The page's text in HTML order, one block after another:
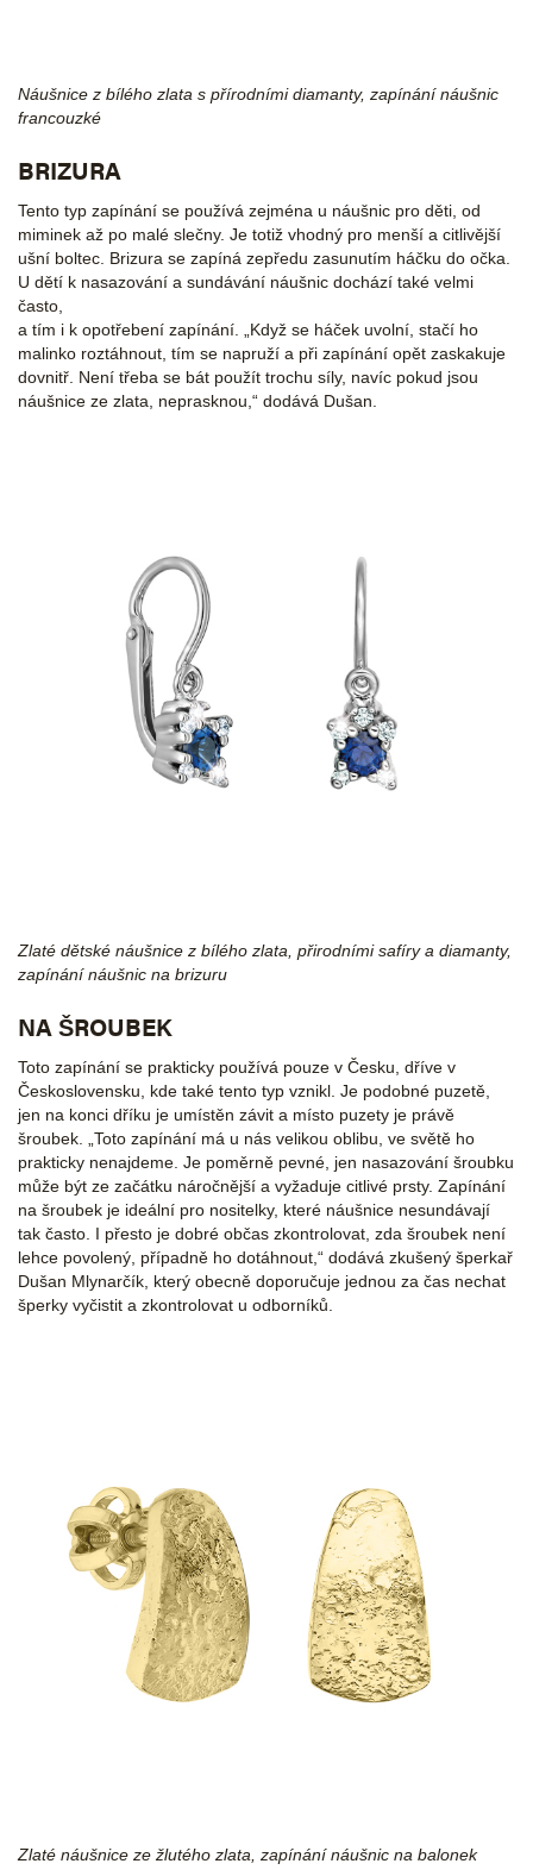
Náušnice z bílého zlata s přírodními diamanty, zapínání náušnic
francouzké
BRIZURA
Tento typ zapínání se používá zejména u náušnic pro děti, od
miminek až po malé slečny. Je totiž vhodný pro menší a citlivější
ušní boltec. Brizura se zapíná zepředu zasunutím háčku do očka.
U dětí k nasazování a sundávání náušnic dochází také velmi
často,
a tím i k opotřebení zapínání. „Když se háček uvolní, stačí ho
malinko roztáhnout, tím se napruží a při zapínání opět zaskakuje
dovnitř. Není třeba se bát použít trochu síly, navíc pokud jsou
náušnice ze zlata, neprasknou,“ dodává Dušan.
Zlaté dětské náušnice z bílého zlata, přirodními safíry a diamanty,
zapínání náušnic na brizuru
NA ŠROUBEK
Toto zapínání se prakticky používá pouze v Česku, dříve v
Československu, kde také tento typ vznikl. Je podobné puzetě,
jen na konci dříku je umístěn závit a místo puzety je právě
šroubek. „Toto zapínání má u nás velikou oblibu, ve světě ho
prakticky nenajdeme. Je poměrně pevné, jen nasazování šroubku
může být ze začátku náročnější a vyžaduje citlivé prsty. Zapínání
na šroubek je ideální pro nositelky, které náušnice nesundávají
tak často. I přesto je dobré občas zkontrolovat, zda šroubek není
lehce povolený, případně ho dotáhnout,“ dodává zkušený šperkař
Dušan Mlynarčík, který obecně doporučuje jednou za čas nechat
šperky vyčistit a zkontrolovat u odborníků.
Zlaté náušnice ze žlutého zlata, zapínání náušnic na balonek